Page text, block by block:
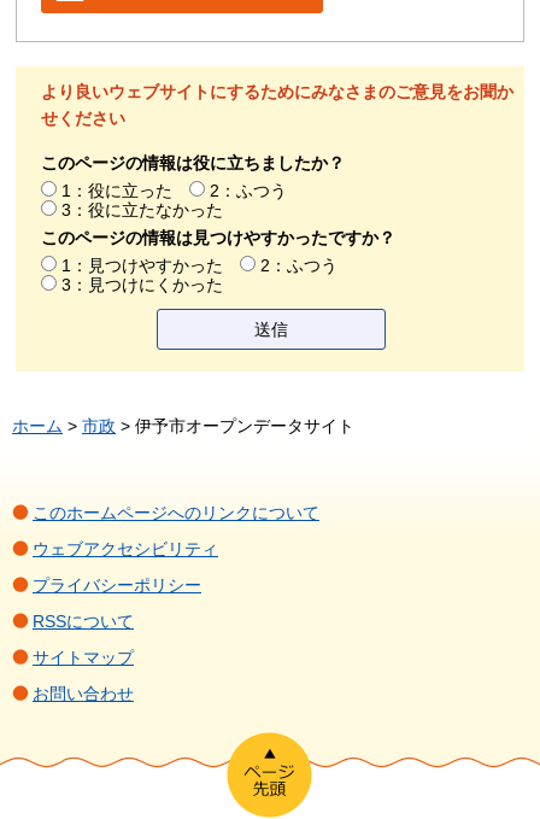
より良いウェブサイトにするためにみなさまのご意見をお聞か
せください
このページの情報は役に立ちましたか？
1：役に立った
2：ふつう
3：役に立たなかった
このページの情報は見つけやすかったですか？
1：見つけやすかった
2：ふつう
3：見つけにくかった
ホーム > 市政 > 伊予市オープンデータサイト
このホームページへのリンクについて
ウェブアクセシビリティ
プライバシーポリシー
RSSについて
サイトマップ
お問い合わせ